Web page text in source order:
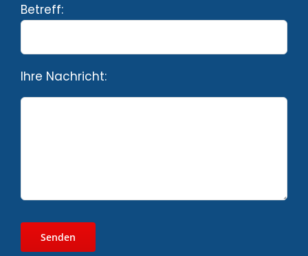
Betreff:
Ihre Nachricht: